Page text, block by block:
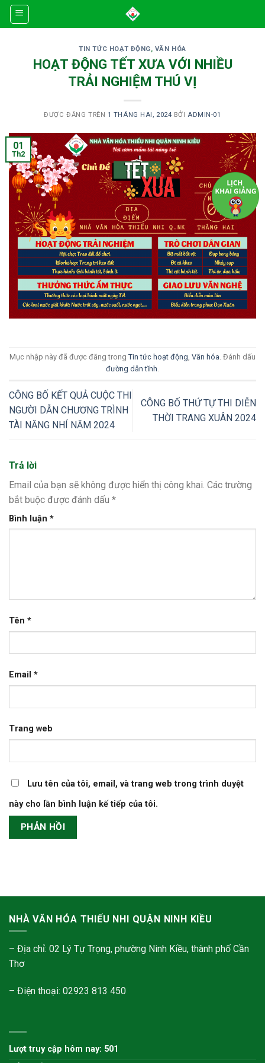
Skip
TIN TỨC HOẠT ĐỘNG, VĂN HÓA
HOẠT ĐỘNG TẾT XƯA VỚI NHIỀU
TRẢI NGHIỆM THÚ VỊ
ĐƯỢC ĐĂNG TRÊN 1 THÁNG HAI, 2024 BỞI ADMIN-01
01
Th2
Mục nhập này đã được đăng trong Tin tức hoạt động, Văn hóa. Đánh dấu
đường dẫn tĩnh.
CÔNG BỐ KẾT QUẢ CUỘC THI
NGƯỜI DẪN CHƯƠNG TRÌNH
TÀI NĂNG NHÍ NĂM 2024
CÔNG BỐ THỨ TỰ THI DIỄN
THỜI TRANG XUÂN 2024
Trả lời
Email của bạn sẽ không được hiển thị công khai. Các trường
bắt buộc được đánh dấu *
Bình luận *
Tên *
Email *
Trang web
Lưu tên của tôi, email, và trang web trong trình duyệt
này cho lần bình luận kế tiếp của tôi.
NHÀ VĂN HÓA THIẾU NHI QUẬN NINH KIỀU
– Địa chỉ: 02 Lý Tự Trọng, phường Ninh Kiều, thành phố Cần
Thơ
– Điện thoại: 02923 813 450
Lượt truy cập hôm nay: 501